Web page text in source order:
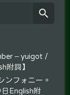
– yuigot /
附詞】
ンフォニー。
English附